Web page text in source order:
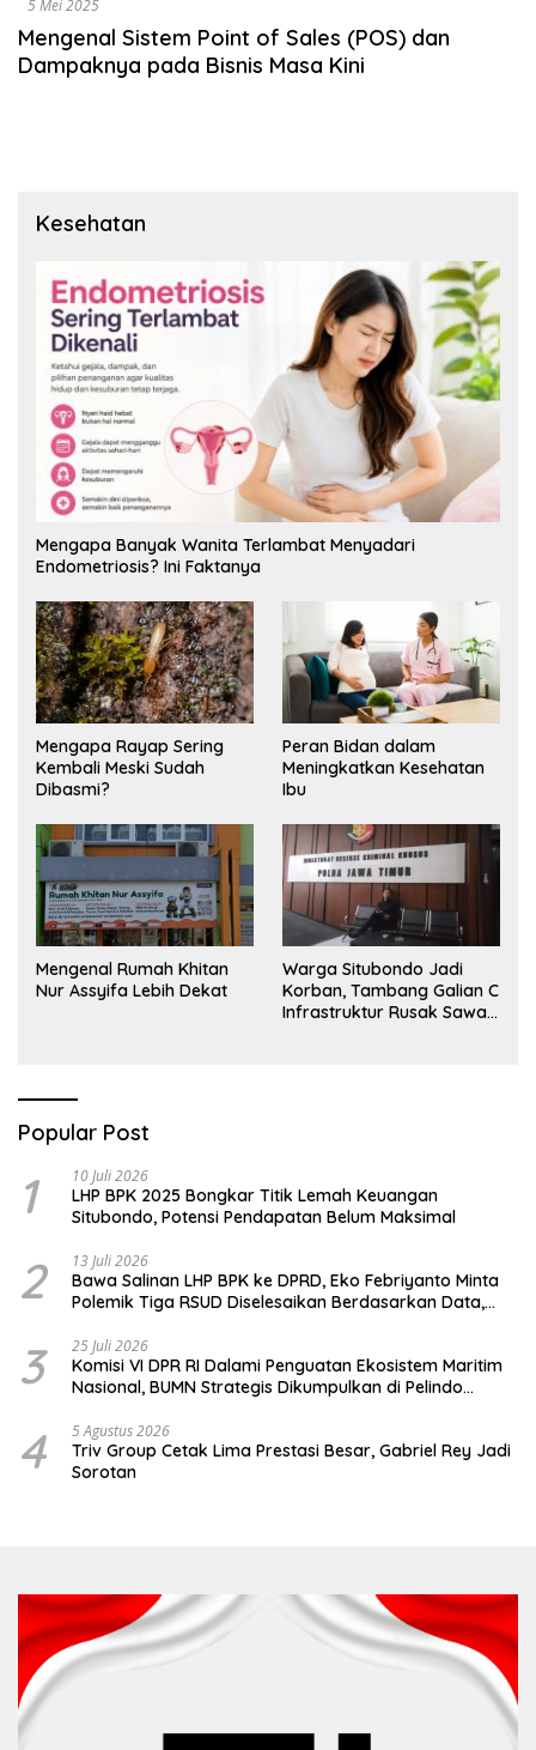
5 Mei 2025
Mengenal Sistem Point of Sales (POS) dan
Dampaknya pada Bisnis Masa Kini
Kesehatan
Mengapa Banyak Wanita Terlambat Menyadari
Endometriosis? Ini Faktanya
Mengapa Rayap Sering
Kembali Meski Sudah
Dibasmi?
Peran Bidan dalam
Meningkatkan Kesehatan
Ibu
Mengenal Rumah Khitan
Nur Assyifa Lebih Dekat
Warga Situbondo Jadi
Korban, Tambang Galian C
Infrastruktur Rusak Sawah
Popular Post
1 10 Juli 2026
LHP BPK 2025 Bongkar Titik Lemah Keuangan
Situbondo, Potensi Pendapatan Belum Maksimal
2 13 Juli 2026
Bawa Salinan LHP BPK ke DPRD, Eko Febriyanto Minta
Polemik Tiga RSUD Diselesaikan Berdasarkan Data,
3 25 Juli 2026
Komisi VI DPR RI Dalami Penguatan Ekosistem Maritim
Nasional, BUMN Strategis Dikumpulkan di Pelindo
4 5 Agustus 2026
Triv Group Cetak Lima Prestasi Besar, Gabriel Rey Jadi
Sorotan